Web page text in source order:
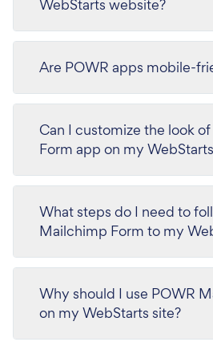
WebStarts website?
Are POWR apps mobile-
Can I customize the look
Form app on my
What steps do I need to
Mailchimp Form to my
Why should I use POWR
on my WebStarts site?